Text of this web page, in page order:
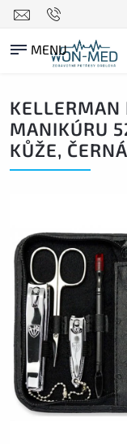
KELLERMAN
MANIKÚRU
KŮŽE, ČERNÁ